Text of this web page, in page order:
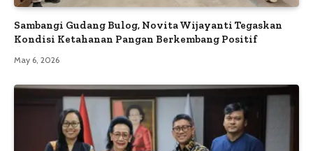
Sambangi Gudang Bulog, Novita Wijayanti Tegaskan
Kondisi Ketahanan Pangan Berkembang Positif
May 6, 2026